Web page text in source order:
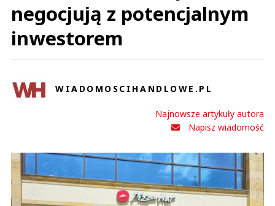
negocjują z potencjalnym
inwestorem
WIADOMOSCIHANDLOWE.PL
Najnowsze artykuły autora
Napisz wiadomość